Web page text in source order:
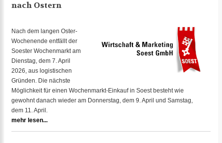
nach Ostern
Nach dem langen Oster-
Wochenende entfällt der
Soester Wochenmarkt am
Dienstag, dem 7. April
2026, aus logistischen
Gründen. Die nächste
Möglichkeit für einen Wochenmarkt-Einkauf in Soest besteht wie
gewohnt danach wieder am Donnerstag, dem 9. April und Samstag,
dem 11. April.
mehr lesen...